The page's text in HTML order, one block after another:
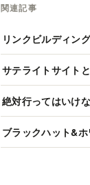
関連記事
リンクビルディン
サテライトサイト
絶対行ってはいけ
ブラックハット&